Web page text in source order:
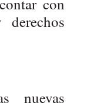
nuevas